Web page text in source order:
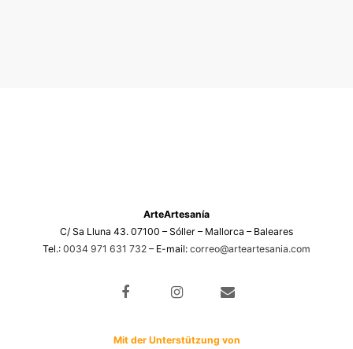
ArteArtesanía
C/ Sa Lluna 43. 07100 – Sóller – Mallorca – Baleares
Tel.: 0034 971 631 732 – E-mail: correo@arteartesania.com
Mit der Unterstützung von